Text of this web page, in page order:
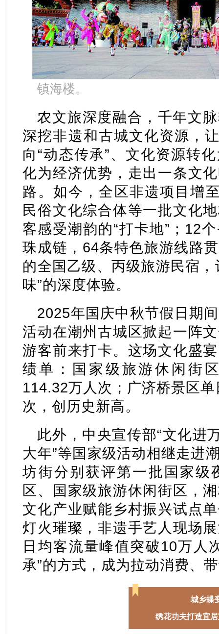
镇海楼。
农文旅深度融合，千年文
深挖非遗和古城文化资源，
向“动态传承”、文化资源转
化为经济优势，走出一条文
路。如今，全区非遗项目增
民俗文化综合体等一批文化
客感受潮韵的“打卡地”；12
珠成链，64条特色旅游线路
的全国乙级、丙级旅游民宿
味”的深度体验。
2025年国庆中秋节假日期
活动在潮州古城区掀起一阵
游客前来打卡。这场文化盛
绩单：国家级旅游休闲街
114.32万人次；广济桥景区
次，创历史新高。
此外，中央宣传部“文化进
大年”等国家级活动相继走进
坊街分别获评第一批国家级
区、国家级旅游休闲街区，
文化产业赋能乡村振兴试点
灯火璀璨，非遗手艺人现场
日均客流量峰值突破10万人
承”的方式，成为拉动消费、
城乡蝶
绣花功夫打造宜